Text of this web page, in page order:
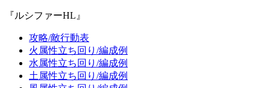
『ルシファーHL』
攻略/敵行動表
火属性立ち回り/編成例
水属性立ち回り/編成例
土属性立ち回り/編成例